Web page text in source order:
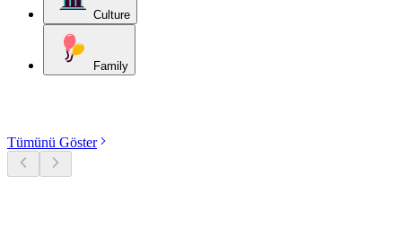
Culture
Family
Tümünü Göster